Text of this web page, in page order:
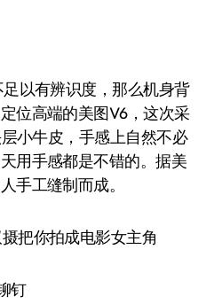
以有辨识度，那么机身背
位高端的美图V6，这次采
小牛皮，手感上自然不必
用手感都是不错的。据美
手工缝制而成。
钉